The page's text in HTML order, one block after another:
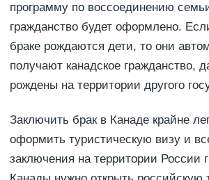
программу по воссоединению
гражданство будет оформлено.
браке рождаются дети, то они
получают канадское гражданство,
рождены на территории другого
Заключить брак в Канаде крайне
оформить туристическую визу и
заключения на территории России